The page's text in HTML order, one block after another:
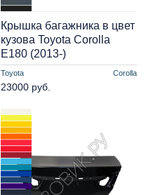
Toyota Corolla
Крышка багажника в цвет
кузова Toyota Corolla
E180 (2013-)
23000 руб.